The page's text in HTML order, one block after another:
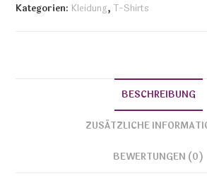
Kategorien: Kleidung,T-Shirts
BESCHREIBUNG
ZUSÄTZLICHE
BEWERTUNGEN (0)